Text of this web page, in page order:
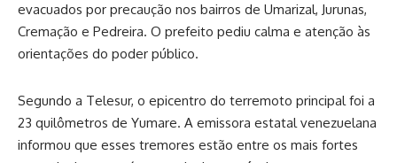
evacuados por precaução nos bairros de Umarizal, Jurunas,
Cremação e Pedreira. O prefeito pediu calma e atenção às
orientações do poder público.
Segundo a Telesur, o epicentro do terremoto principal foi a
23 quilômetros de Yumare. A emissora estatal venezuelana
informou que esses tremores estão entre os mais fortes